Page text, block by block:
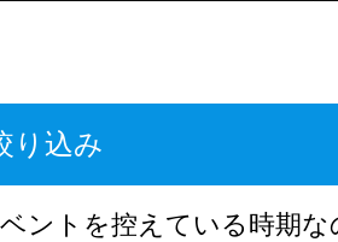
り込み
ントを控えている時期